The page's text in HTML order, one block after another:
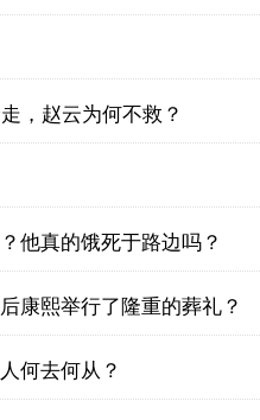
，赵云为何不救？
他真的饿死于路边吗？
康熙举行了隆重的葬礼？
何去何从？